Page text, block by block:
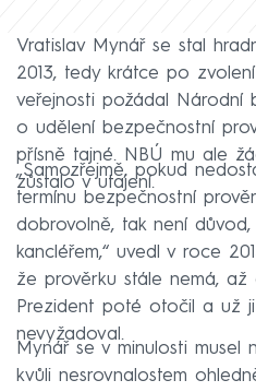
Vratislav Mynář se stal
2013, tedy krátce po
veřejnosti požádal Národní
o udělení bezpečnostní
přísně tajné. NBÚ mu ale
zůstalo v utajení.
„Samozřejmě, pokud
termínu bezpečnostní
dobrovolně, tak není
kancléřem,“ uvedl v roce
že prověrku stále nemá,
Prezident poté otočil a už
nevyžadoval.
Mynář se v minulosti musel
kvůli nesrovnalostem